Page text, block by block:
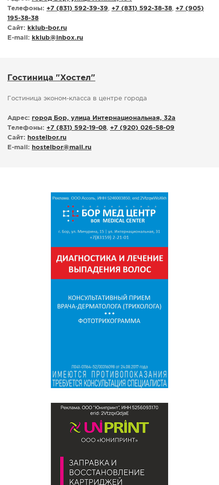
Телефоны: +7 (831) 592-39-39 +7 (831) 592-38-38
+7 (905)
195-38-38
Сайт:
kklub-bor.ru
E-mail:
kklub@inbox.ru
Гостиница "Хостел"
Гостиница эконом-класса в центре города
Адрес: город Бор, улица Интернациональная, 32а
Телефоны: +7 (831) 592-19-08
+7 (920) 026-58-09
Сайт:
hostelbor.ru
E-mail:
hostelbor@mail.ru